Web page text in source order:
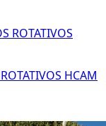
HCAM